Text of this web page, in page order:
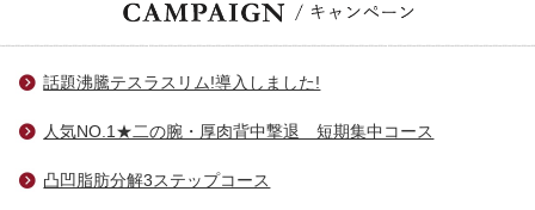
話題沸騰テスラスリム!導入しました!
人気NO.1★二の腕・厚肉背中撃退 短期集中コース
凸凹脂肪分解3ステップコース